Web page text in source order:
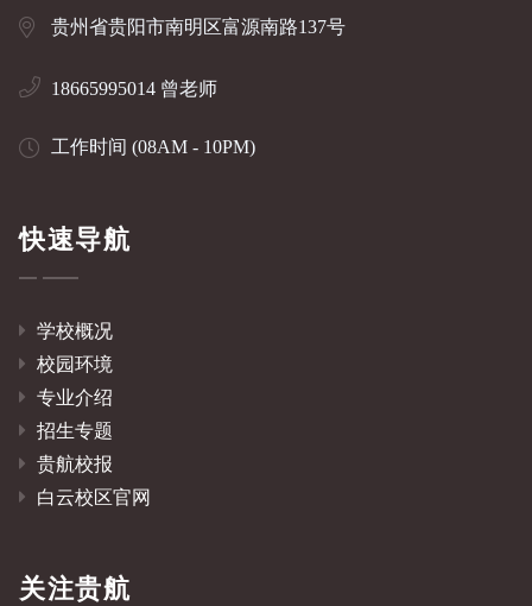
贵州省贵阳市南明区富源南路137号
18665995014 曾老师
工作时间 (08AM - 10PM)
快速导航
学校概况
校园环境
专业介绍
招生专题
贵航校报
白云校区官网
关注贵航